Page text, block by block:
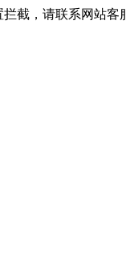
截，请联系网站客